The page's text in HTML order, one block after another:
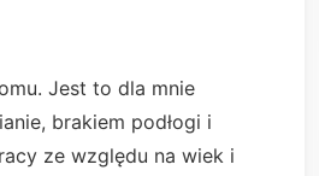
Jest to dla mnie
brakiem podłogi i
ze względu na wiek i